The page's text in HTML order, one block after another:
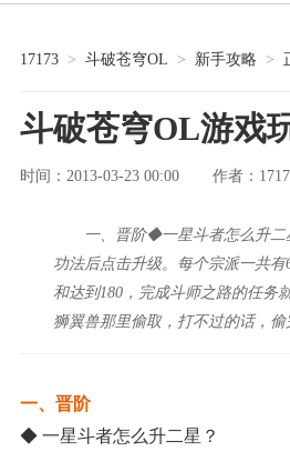
17173 > 斗破苍穹OL > 新手攻略 >
斗破苍穹OL游戏
时间：2013-03-23 00:00 作者：
一、晋阶◆一星斗者怎么升二
功法后点击升级。每个宗派一共
和达到180，完成斗师之路的任务
狮翼兽那里偷取，打不过的话，偷
一、晋阶
◆ 一星斗者怎么升二星？